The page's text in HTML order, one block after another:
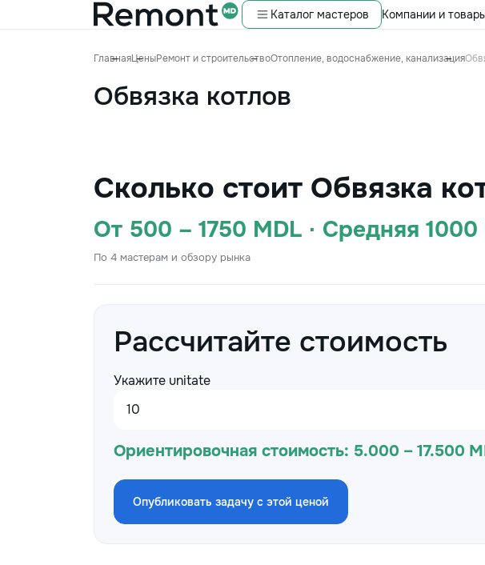
Каталог мастеров Компании и
ГлавнаяЦеныРемонт и строительствоОтопление, водоснабжение, канализация
Обвязка котлов
Сколько стоит Обвязка
От 500 – 1750 MDL · Средняя 1000
По 4 мастерам и обзору рынка
Рассчитайте стоимость
Укажите unitate
Ориентировочная стоимость: 5.000 – 17.500
Опубликовать задачу с этой ценой